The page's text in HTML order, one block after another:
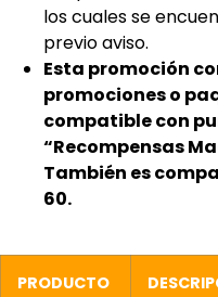
los cuales se
previo aviso.
Esta promoción
promociones o
compatible con
“Recompensas
También es
60.
PRODUCTO